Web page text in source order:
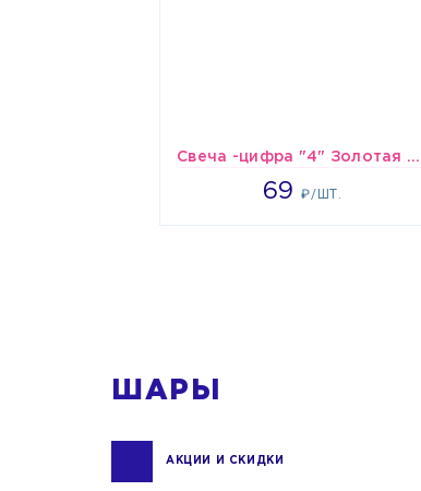
Свеча -цифра "4" Золотая 8см/V
69₽/ШТ.
69
ШАРЫ
АКЦИИ И СКИДКИ